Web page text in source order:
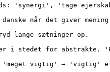
'synergi', 'tage
når det giver
lange sætninger op.
i stedet for
'meget vigtig' → 'vigtig'